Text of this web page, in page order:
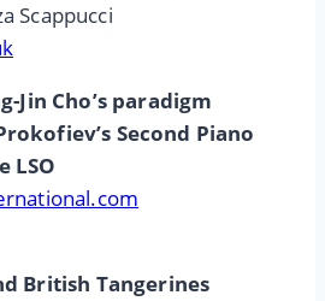
Scappucci
Jin Cho’s paradigm
Second Piano
LSO
British Tangerines